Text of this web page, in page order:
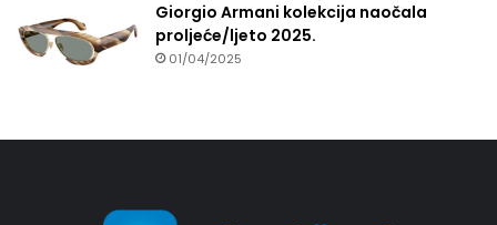
Giorgio Armani kolekcija naočala
proljeće/ljeto 2025.
01/04/2025